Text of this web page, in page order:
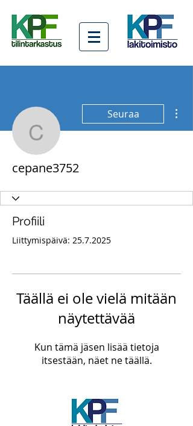
cepane3752
Seuraa
cepane3752
Profiili
Liittymispäivä: 25.7.2025
Täällä ei ole vielä mitään
näytettävää
Kun tämä jäsen lisää tietoja
itsestään, näet ne täällä.